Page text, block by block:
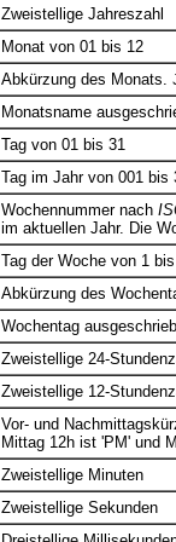
Zweistellige Jahreszahl
Monat von 01 bis 12
Abkürzung des Monats.
Monatsname
Tag von 01 bis 31
Tag im Jahr von 001 bis
Wochennummer nach
im aktuellen Jahr. Die
Tag der Woche von 1 bis
Abkürzung des
Wochentag
Zweistellige 24-
Zweistellige 12-
Vor- und
Mittag 12h ist 'PM' und
Zweistellige Minuten
Zweistellige Sekunden